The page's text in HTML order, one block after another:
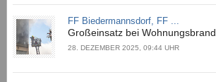
FF Biedermannsdorf, FF ...
Großeinsatz bei Wohnungsbrand
28. DEZEMBER 2025, 09:44 UHR